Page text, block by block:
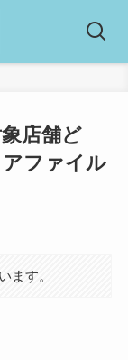
店舗ど
ファイル
ます。